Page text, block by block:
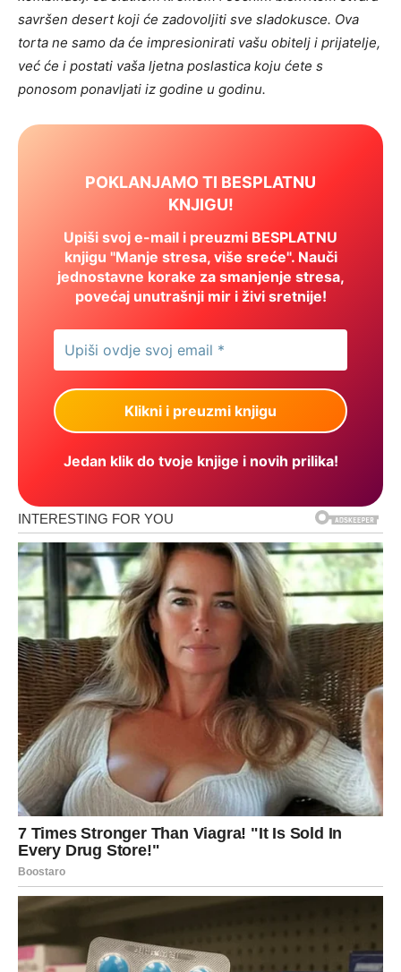
savršen desert koji će zadovoljiti sve sladokusce. Ova
torta ne samo da će impresionirati vašu obitelj i prijatelje,
već će i postati vaša ljetna poslastica koju ćete s
ponosom ponavljati iz godine u godinu.
POKLANJAMO TI BESPLATNU
KNJIGU!
Upiši svoj e-mail i preuzmi BESPLATNU
knjigu "Manje stresa, više sreće". Nauči
jednostavne korake za smanjenje stresa,
povećaj unutrašnji mir i živi sretnije!
Jedan klik do tvoje knjige i novih prilika!